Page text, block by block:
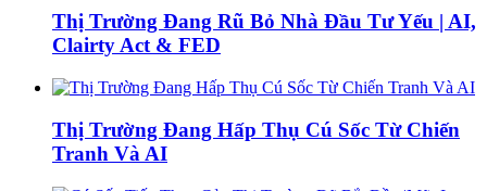
Thị Trường Đang Rũ Bỏ Nhà Đầu Tư Yếu | AI,
Clairty Act & FED
Thị Trường Đang Hấp Thụ Cú Sốc Từ Chiến
Tranh Và AI